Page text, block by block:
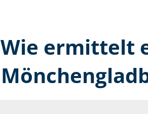
Wie ermittelt